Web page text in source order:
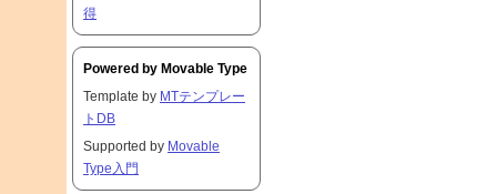
得
Powered by Movable Type
Template by MTテンプレー
トDB
Supported by Movable
Type入門